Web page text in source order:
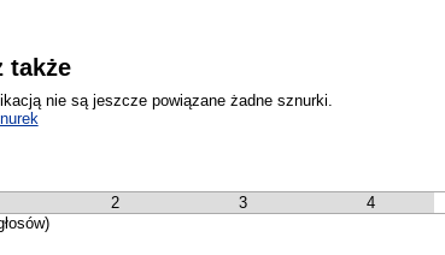
także
nie są jeszcze powiązane żadne sznurki.
2 3 4